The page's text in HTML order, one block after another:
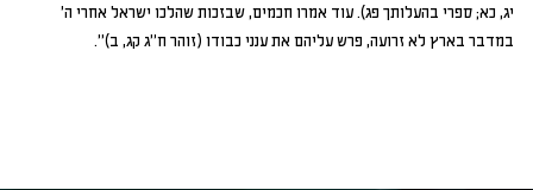
יג, כא; ספרי בהעלותך פג). עוד אמרו חכמים, שבזכות שהלכו ישראל אחרי ה'
במדבר בארץ לא זרועה, פרש עליהם את ענני כבודו (זוהר ח"ג קג, ב)".